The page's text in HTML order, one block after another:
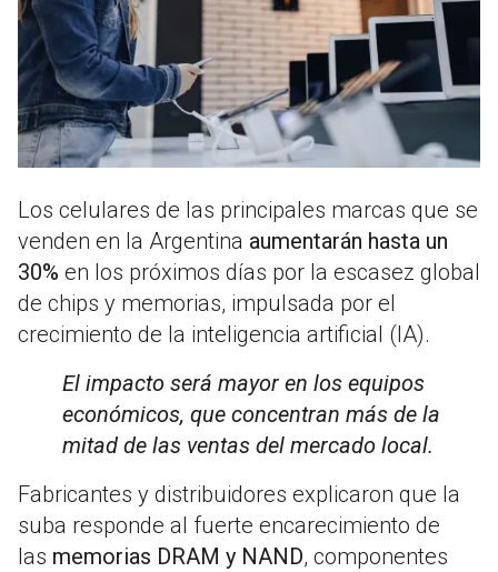
Los celulares de las principales marcas que se
venden en la Argentina aumentarán hasta un
30% en los próximos días por la escasez global
de chips y memorias, impulsada por el
crecimiento de la inteligencia artificial (IA).
El impacto será mayor en los equipos
económicos, que concentran más de la
mitad de las ventas del mercado local.
Fabricantes y distribuidores explicaron que la
suba responde al fuerte encarecimiento de
las memorias DRAM y NAND, componentes